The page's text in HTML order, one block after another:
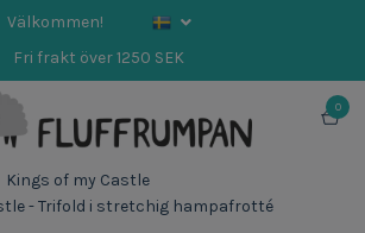
Välkommen!
Fri frakt över 1250 SEK
0
Kings of my Castle
- Trifold i stretchig hampafrotté